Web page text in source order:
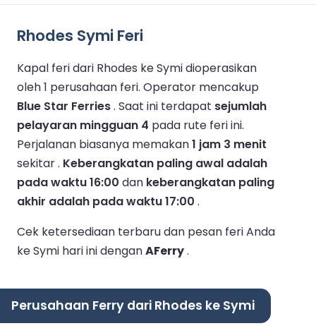
Rhodes Symi Feri
Kapal feri dari Rhodes ke Symi dioperasikan
oleh 1 perusahaan feri. Operator mencakup
Blue Star Ferries. Saat ini terdapat sejumlah
pelayaran mingguan 4 pada rute feri ini.
Perjalanan biasanya memakan1 jam 3 menit
sekitar . Keberangkatan paling awal adalah
pada waktu 16:00 dan keberangkatan paling
akhir adalah pada waktu 17:00 .
Cek ketersediaan terbaru dan pesan feri Anda
ke Symi hari ini denganAFerry.
Perusahaan Ferry dari Rhodes ke Symi